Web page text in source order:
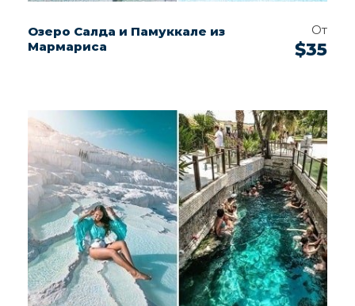
Озеро Салда и Памуккале из
Мармариса
От
$35